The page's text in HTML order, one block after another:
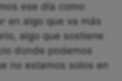
ese día como
en algo que va más
algo que sostiene
donde podemos
no estamos solos en